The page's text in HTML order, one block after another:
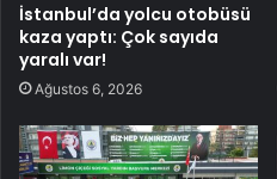
İstanbul’da yolcu otobüsü
kaza yaptı: Çok sayıda
yaralı var!
Ağustos 6, 2026